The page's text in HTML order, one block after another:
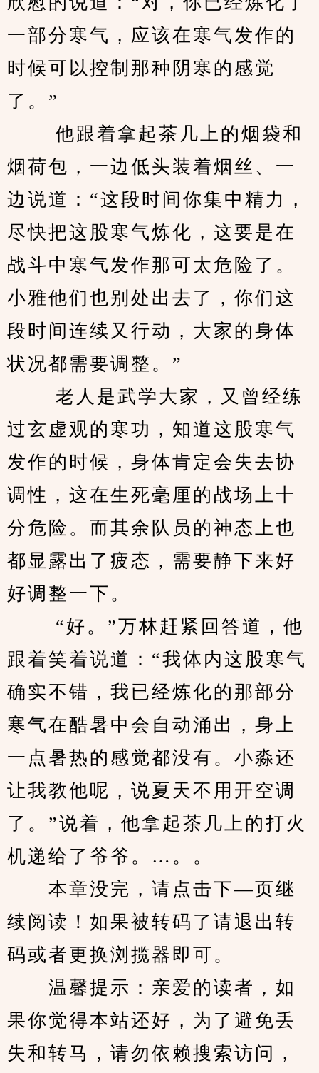
一部分寒气，应该在寒气发作的
时候可以控制那种阴寒的感觉
了。”
烟荷包，一边低头装着烟丝、一
边说道：“这段时间你集中精力，
尽快把这股寒气炼化，这要是在
战斗中寒气发作那可太危险了。
小雅他们也别处出去了，你们这
段时间连续又行动，大家的身体
状况都需要调整。”
过玄虚观的寒功，知道这股寒气
发作的时候，身体肯定会失去协
调性，这在生死毫厘的战场上十
分危险。而其余队员的神态上也
都显露出了疲态，需要静下来好
好调整一下。
跟着笑着说道：“我体内这股寒气
确实不错，我已经炼化的那部分
寒气在酷暑中会自动涌出，身上
一点暑热的感觉都没有。小淼还
让我教他呢，说夏天不用开空调
了。”说着，他拿起茶几上的打火
机递给了爷爷。…。。
本章没完，请点击下—页继
续阅读！如果被转码了请退出转
码或者更换浏揽器即可。
温馨提示：亲爱的读者，如
果你觉得本站还好，为了避免丢
失和转马，请勿依赖搜索访问，